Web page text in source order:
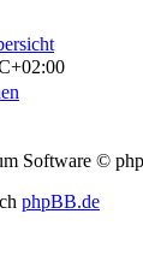
Software ©
phpBB.de